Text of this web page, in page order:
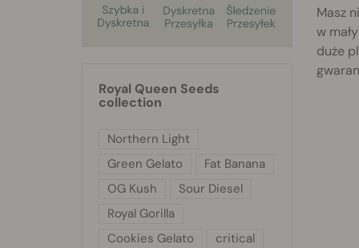
Masz
w
duże
Royal Queen Seeds
collection
Northern Light
Green Gelato
Fat Banana
OG Kush
Sour Diesel
Royal Gorilla
Cookies Gelato
critical